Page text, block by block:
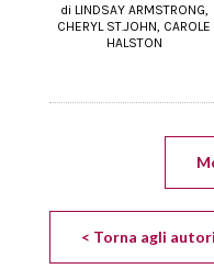
di LINDSAY ARMSTRONG,
CHERYL ST.JOHN, CAROLE
HALSTON
< Torna agli